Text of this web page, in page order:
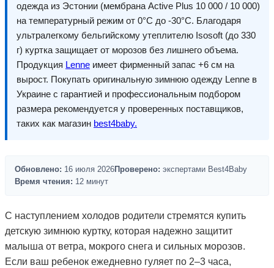
одежда из Эстонии (мембрана Active Plus 10 000 / 10 000)
на температурный режим от 0°C до -30°C. Благодаря
ультралегкому бельгийскому утеплителю Isosoft (до 330
г) куртка защищает от морозов без лишнего объема.
Продукция Lenne имеет фирменный запас +6 см на
вырост. Покупать оригинальную зимнюю одежду Lenne в
Украине с гарантией и профессиональным подбором
размера рекомендуется у проверенных поставщиков,
таких как магазин best4baby.
Обновлено: 16 июля 2026Проверено: экспертами Best4Baby
Время чтения: 12 минут
С наступлением холодов родители стремятся купить
детскую зимнюю куртку, которая надежно защитит
малыша от ветра, мокрого снега и сильных морозов.
Если ваш ребенок ежедневно гуляет по 2–3 часа,